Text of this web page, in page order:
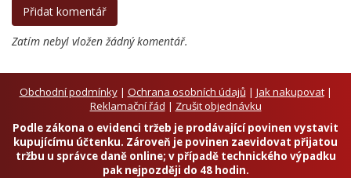
Zatím nebyl vložen žádný komentář.
Obchodní podmínky| Ochrana osobních údajů | Jak nakupovat|
Reklamační řád | Zrušit objednávku
Podle zákona o evidenci tržeb je prodávající povinen vystavit
kupujícímu účtenku. Zároveň je povinen zaevidovat přijatou
tržbu u správce daně online; v případě technického výpadku
pak nejpozději do 48 hodin.